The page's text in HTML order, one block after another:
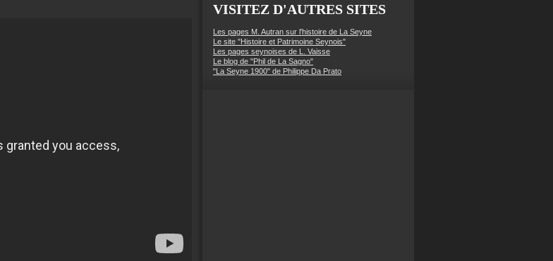
VISITEZ D'AUTRES SITES
Les pages M. Autran sur l'histoire de La Seyne
Le site "Histoire et Patrimoine Seynois"
Les pages seynoises de L. Vaisse
Le blog de "Phil de La Sagno"
"La Seyne 1900" de Philippe Da Prato